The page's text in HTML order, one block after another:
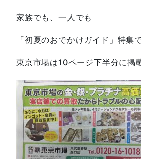
家族でも、一人でも
「初夏のおでかけガイド」特集
東京市場は10ページ下半分に掲